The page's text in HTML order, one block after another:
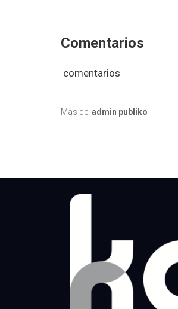
Comentarios
comentarios
Más de: admin publiko